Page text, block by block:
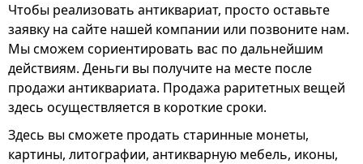
Чтобы реализовать антиквариат, просто оставьте
заявку на сайте нашей компании или позвоните нам.
Мы сможем сориентировать вас по дальнейшим
действиям. Деньги вы получите на месте после
продажи антиквариата. Продажа раритетных вещей
здесь осуществляется в короткие сроки.
Здесь вы сможете продать старинные монеты,
картины, литографии, антикварную мебель, иконы,